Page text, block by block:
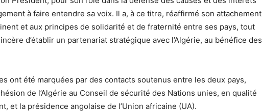
à faire entendre sa voix. Il a, à ce titre, réaffirmé son attachement
et aux principes de solidarité et de fraternité entre ses pays, tout
d’établir un partenariat stratégique avec l’Algérie, au bénéfice des
ont été marquées par des contacts soutenus entre les deux pays,
de l’Algérie au Conseil de sécurité des Nations unies, en qualité
et la présidence angolaise de l’Union africaine (UA).